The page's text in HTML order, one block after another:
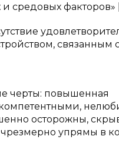
средовых факторов»
связанным
черты: повышенная
осторожны,
упрямы в